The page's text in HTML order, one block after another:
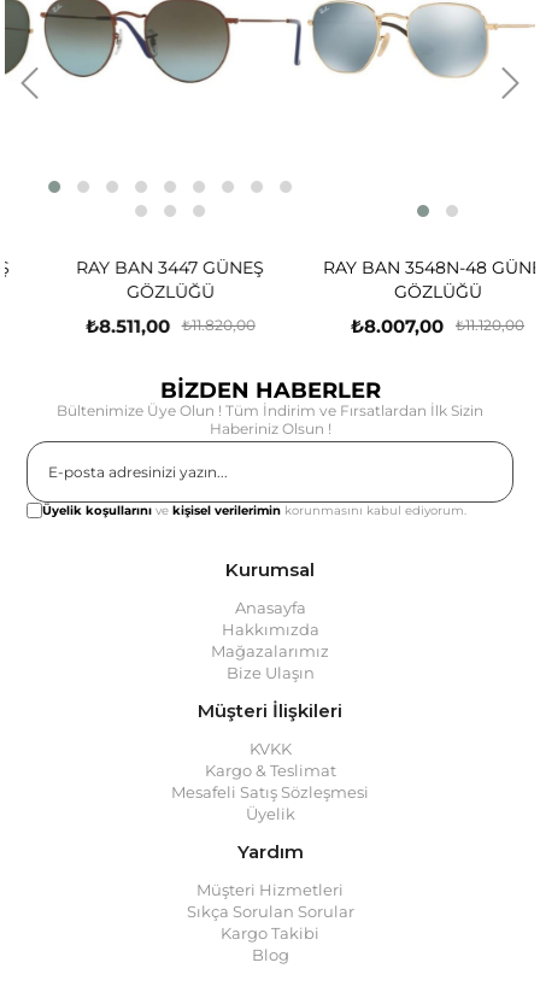
RAY BAN 3447 GÜNEŞ
GÖZLÜĞÜ
₺8.511,00 ₺11.820,00
RAY BAN 3548N-48 GÜNEŞ
GÖZLÜĞÜ
₺8.007,00 ₺11.120,00
BİZDEN HABERLER
Bültenimize Üye Olun ! Tüm İndirim ve Fırsatlardan İlk Sizin
Haberiniz Olsun !
Üyelik koşullarını vekişisel verilerimin korunmasını kabul ediyorum.
Kurumsal
Anasayfa
Hakkımızda
Mağazalarımız
Bize Ulaşın
Müşteri İlişkileri
KVKK
Kargo & Teslimat
Mesafeli Satış Sözleşmesi
Üyelik
Yardım
Müşteri Hizmetleri
Sıkça Sorulan Sorular
Kargo Takibi
Blog